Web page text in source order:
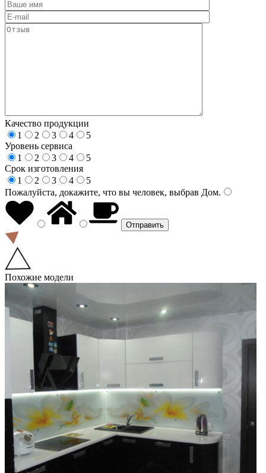
Качество продукции
1
2 3 4
5
Уровень сервиса
1
2 3 4
5
Срок изготовления
1
2 3 4
5
Пожалуйста, докажите, что вы человек, выбрав Дом.
Похожие модели